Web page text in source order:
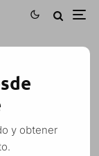
de lectura
y obtener